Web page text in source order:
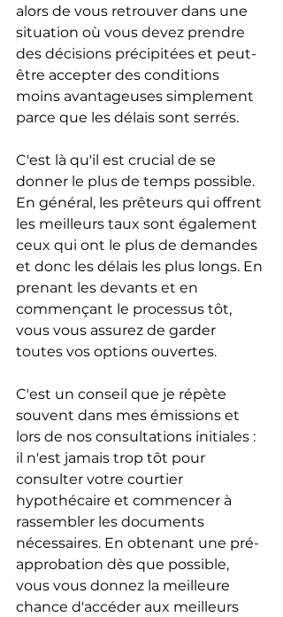
alors de vous retrouver dans une
situation où vous devez prendre
des décisions précipitées et peut-
être accepter des conditions
moins avantageuses simplement
parce que les délais sont serrés.
C'est là qu'il est crucial de se
donner le plus de temps possible.
En général, les prêteurs qui offrent
les meilleurs taux sont également
ceux qui ont le plus de demandes
et donc les délais les plus longs. En
prenant les devants et en
commençant le processus tôt,
vous vous assurez de garder
toutes vos options ouvertes.
C'est un conseil que je répète
souvent dans mes émissions et
lors de nos consultations initiales :
il n'est jamais trop tôt pour
consulter votre courtier
hypothécaire et commencer à
rassembler les documents
nécessaires. En obtenant une pré-
approbation dès que possible,
vous vous donnez la meilleure
chance d'accéder aux meilleurs